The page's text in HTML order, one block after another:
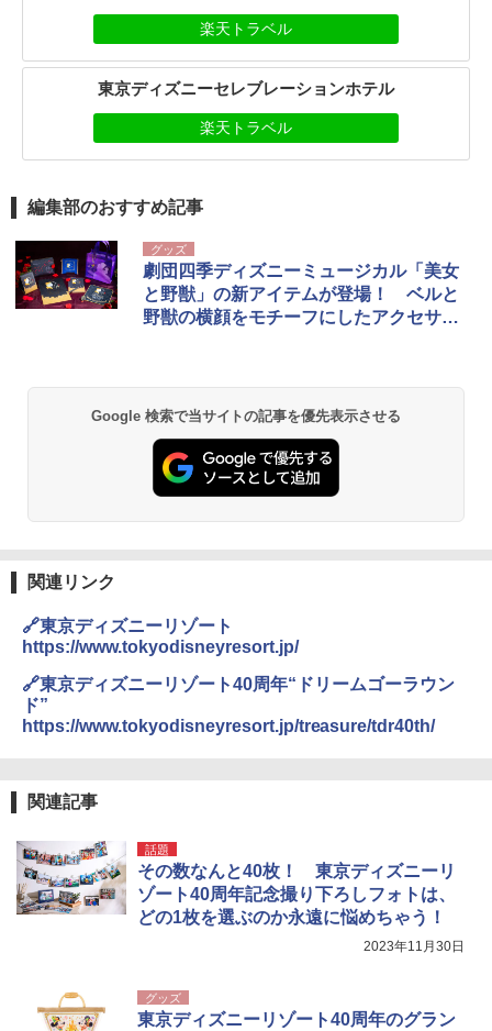
楽天トラベル
東京ディズニーセレブレーションホテル
楽天トラベル
編集部のおすすめ記事
グッズ
劇団四季ディズニーミュージカル「美女
と野獣」の新アイテムが登場！ ベルと
野獣の横顔をモチーフにしたアクセサリ
Google 検索で当サイトの記事を優先表示させる
関連リンク
🔗東京ディズニーリゾート
https://www.tokyodisneyresort.jp/
🔗東京ディズニーリゾート40周年“ドリームゴーラウン
ド”
https://www.tokyodisneyresort.jp/treasure/tdr40th/
関連記事
話題
その数なんと40枚！ 東京ディズニーリ
ゾート40周年記念撮り下ろしフォトは、
どの1枚を選ぶのか永遠に悩めちゃう！
2023年11月30日
グッズ
東京ディズニーリゾート40周年のグラン